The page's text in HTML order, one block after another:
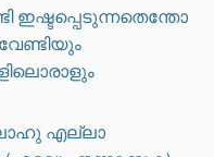
ഇഷ്ടപ്പെടുന്നതെന്തോ
എല്ലാ